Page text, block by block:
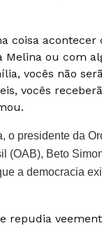
coisa acontecer
Melina ou com
vocês não
vocês
o presidente da
(OAB), Beto
a democracia
repudia